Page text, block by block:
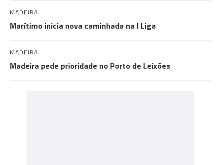
MADEIRA
Marítimo inicia nova caminhada na I Liga
MADEIRA
Madeira pede prioridade no Porto de Leixões